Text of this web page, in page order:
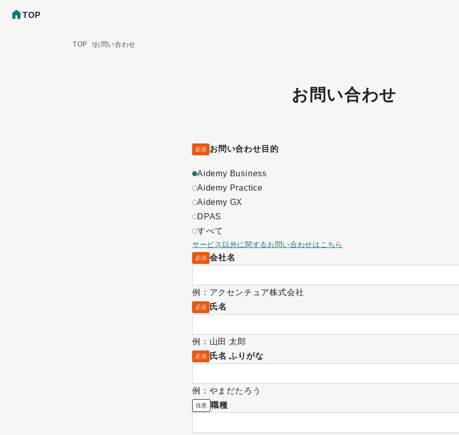
TOP
TOP お問い合わせ
お問い合わせ
必須 お問い合わせ目的
Aidemy Business
Aidemy Practice
Aidemy GX
DPAS
すべて
サービス以外に関するお問い合わせはこちら
必須 会社名
例：アクセンチュア株式会社
必須 氏名
例：山田 太郎
必須 氏名 ふりがな
例：やまだたろう
任意 職種